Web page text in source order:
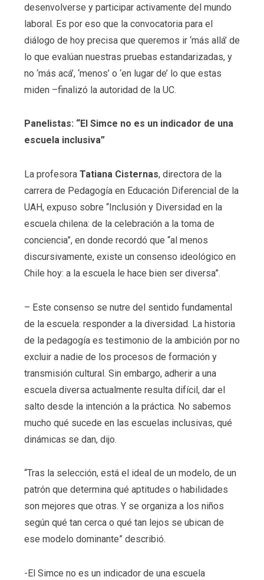
desenvolverse y participar activamente del mundo
laboral. Es por eso que la convocatoria para el
diálogo de hoy precisa que queremos ir ‘más allá’ de
lo que evalúan nuestras pruebas estandarizadas, y
no ‘más acá’, ‘menos’ o ‘en lugar de’ lo que estas
miden –finalizó la autoridad de la UC.
Panelistas: “El Simce no es un indicador de una
escuela inclusiva”
La profesora Tatiana Cisternas, directora de la
carrera de Pedagogía en Educación Diferencial de la
UAH, expuso sobre “Inclusión y Diversidad en la
escuela chilena: de la celebración a la toma de
conciencia”, en donde recordó que “al menos
discursivamente, existe un consenso ideológico en
Chile hoy: a la escuela le hace bien ser diversa”.
– Este consenso se nutre del sentido fundamental
de la escuela: responder a la diversidad. La historia
de la pedagogía es testimonio de la ambición por no
excluir a nadie de los procesos de formación y
transmisión cultural. Sin embargo, adherir a una
escuela diversa actualmente resulta difícil, dar el
salto desde la intención a la práctica. No sabemos
mucho qué sucede en las escuelas inclusivas, qué
dinámicas se dan, dijo.
“Tras la selección, está el ideal de un modelo, de un
patrón que determina qué aptitudes o habilidades
son mejores que otras. Y se organiza a los niños
según qué tan cerca o qué tan lejos se ubican de
ese modelo dominante” describió.
-El Simce no es un indicador de una escuela